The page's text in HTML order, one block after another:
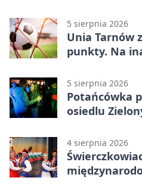
5 sierpnia 2026
Unia Tarnów
punkty. Na
5 sierpnia 2026
Potańcówka
osiedlu
4 sierpnia 2026